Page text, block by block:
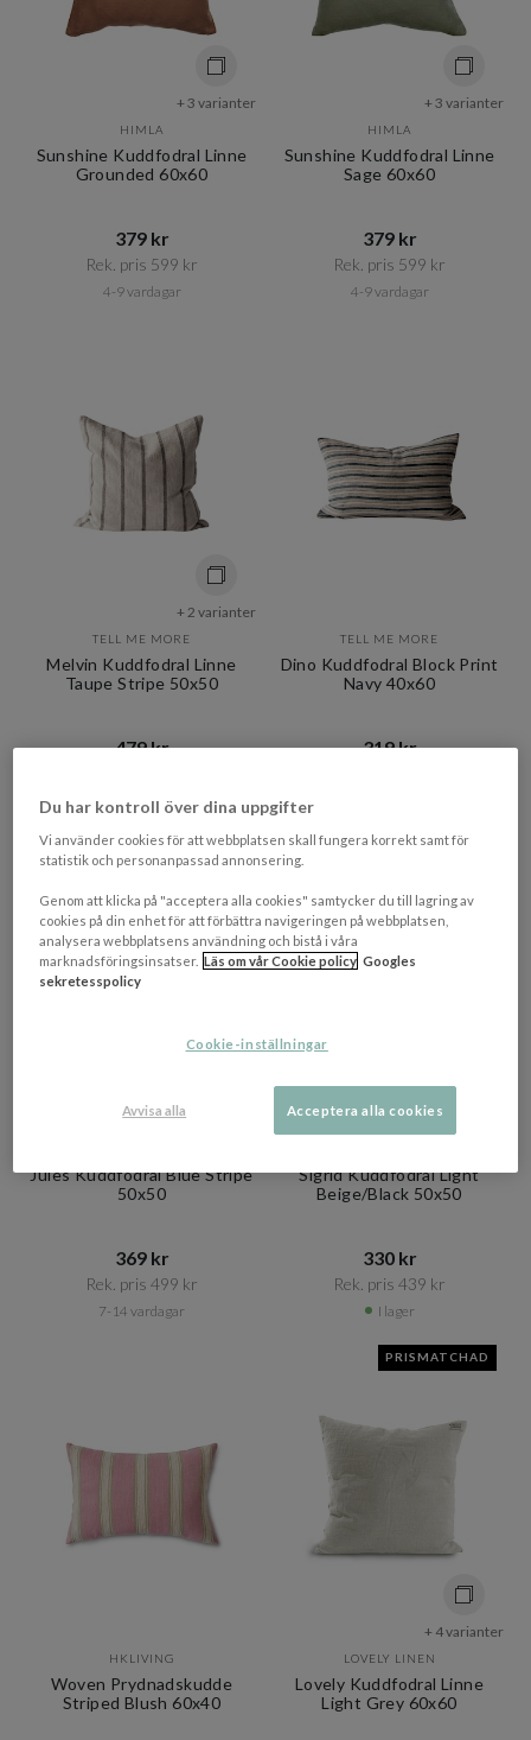
+ 3 varianter
HIMLA
Sunshine Kuddfodral Linne
Grounded 60x60
379 kr​​
Rek. pris 599 kr​​
4-9 vardagar
+ 3 varianter
HIMLA
Sunshine Kuddfodral Linne
Sage 60x60
379 kr​​
Rek. pris 599 kr​​
4-9 vardagar
+ 2 varianter
TELL ME MORE
Melvin Kuddfodral Linne
Taupe Stripe 50x50
479 kr​​
I lager
TELL ME MORE
Dino Kuddfodral Block Print
Navy 40x60
319 kr​​
PRISMATCHAD
Jules Kuddfodral Blue Stripe
50x50
369 kr​​
Rek. pris 499 kr​​
7-14 vardagar
PRISMATCHAD
Sigrid Kuddfodral Light
Beige/Black 50x50
330 kr​​
Rek. pris 439 kr​​
I lager
HKLIVING
Woven Prydnadskudde
Striped Blush 60x40
PRISMATCHAD
+ 4 varianter
LOVELY LINEN
Lovely Kuddfodral Linne
Light Grey 60x60
Du har kontroll över dina uppgifter
Vi använder cookies för att webbplatsen skall fungera korrekt samt för
statistik och personanpassad annonsering.
Genom att klicka på "acceptera alla cookies" samtycker du till lagring av
cookies på din enhet för att förbättra navigeringen på webbplatsen,
analysera webbplatsens användning och bistå i våra
marknadsföringsinsatser. Läs om vår Cookie policy Googles
sekretesspolicy
Cookie-inställningar
Avvisa alla Acceptera alla cookies